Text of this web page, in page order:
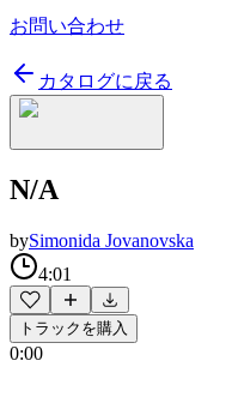
お問い合わせ
カタログに戻る
N/A
bySimonida Jovanovska
4:01
トラックを購入
0:00